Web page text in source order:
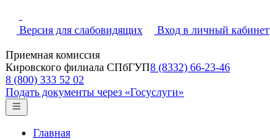
Версия для слабовидящих Вход в личный кабинет
Приемная комиссия
Кировского филиала СПбГУП8 (8332) 66-23-46
8 (800) 333 52 02
Подать документы через «Госуслуги»
Главная